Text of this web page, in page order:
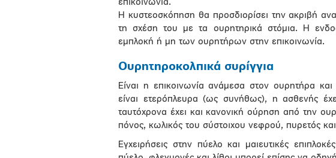
επικοινωνία.
Η κυστεοσκόπηση θα προσδιορίσει την ακριβή
τη σχέση του με τα ουρητηρικά στόμια. Η
εμπλοκή ή μη των ουρητήρων στην επικοινωνία.
Ουρητηροκολπικά συρίγγια
Είναι η επικοινωνία ανάμεσα στον ουρητήρα
είναι ετερόπλευρα (ως συνήθως), η ασθενής
ταυτόχρονα έχει και κανονική ούρηση από την
πόνος, κωλικός του σύστοιχου νεφρού, πυρετός και
Εγχειρήσεις στην πύελο και μαιευτικές